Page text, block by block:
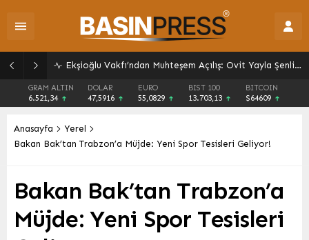
Ekşioğlu Vakfı’ndan Muhteşem Açılış: Ovit Yayla Şenlikleri 26. Kez Kapılarını Araladı
GRAM ALTIN
6.521,34
DOLAR
47,5916
EURO
55,0829
BIST 100
13.703,13
BITCOIN
$64609
Anasayfa
Yerel
Bakan Bak’tan Trabzon’a Müjde: Yeni Spor Tesisleri Geliyor!
Bakan Bak’tan Trabzon’a
Müjde: Yeni Spor Tesisleri